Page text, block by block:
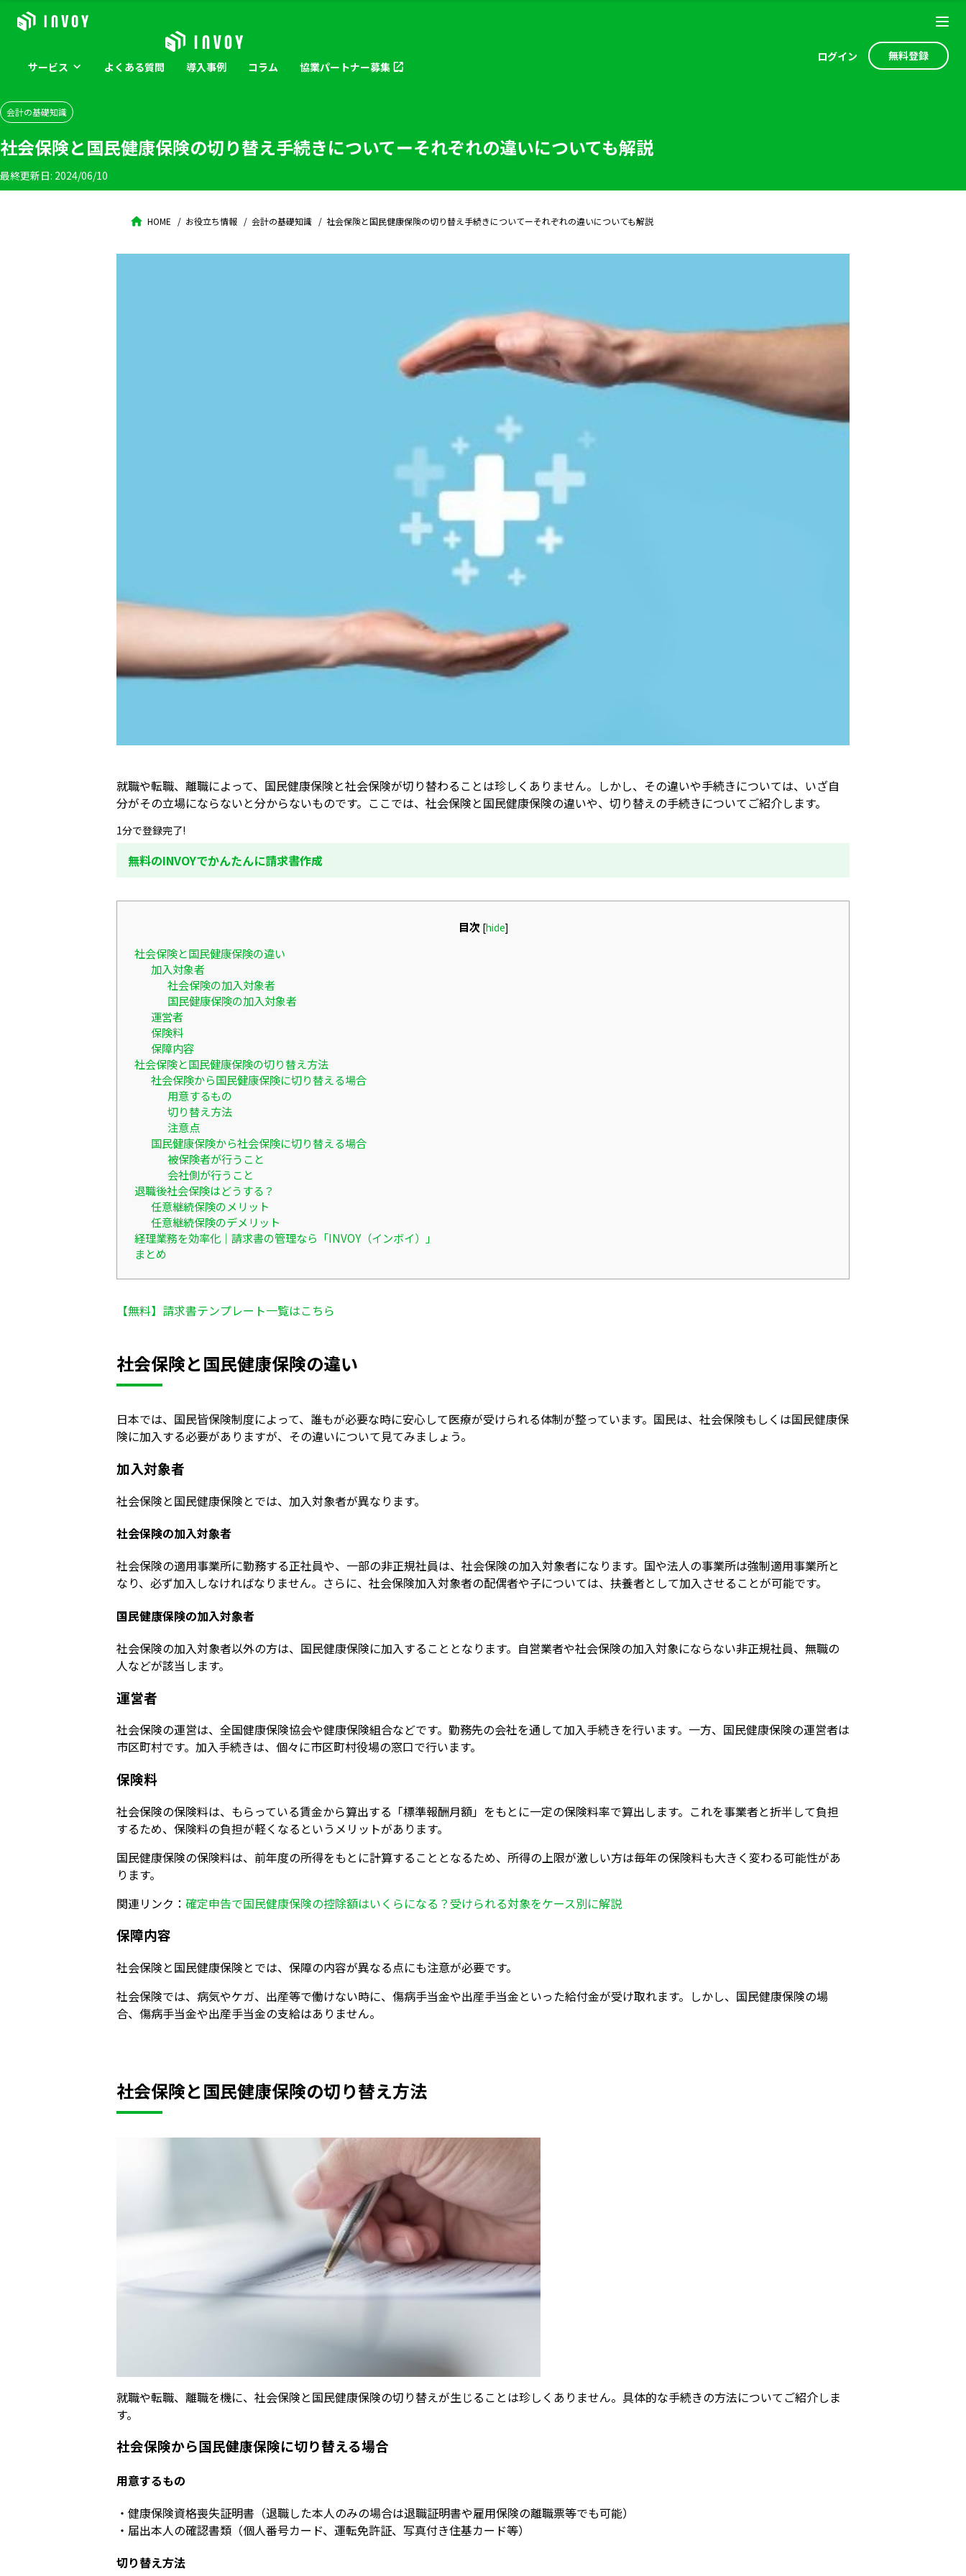
サービス よくある質問 導入事例 コラム 協業パートナー募集
ログイン 無料登録
会計の基礎知識
社会保険と国民健康保険の切り替え手続きについてーそれぞれの違いについても解説
最終更新日: 2024/06/10
HOME お役立ち情報 会計の基礎知識 社会保険と国民健康保険の切り替え手続きについてーそれぞれの違いについても解説
就職や転職、離職によって、国民健康保険と社会保険が切り替わることは珍しくありません。しかし、その違いや手続きについては、いざ自
分がその立場にならないと分からないものです。ここでは、社会保険と国民健康保険の違いや、切り替えの手続きについてご紹介します。
1分で登録完了!
無料のINVOYでかんたんに請求書作成
目次 [hide]
社会保険と国民健康保険の違い
加入対象者
社会保険の加入対象者
国民健康保険の加入対象者
運営者
保険料
保障内容
社会保険と国民健康保険の切り替え方法
社会保険から国民健康保険に切り替える場合
用意するもの
切り替え方法
注意点
国民健康保険から社会保険に切り替える場合
被保険者が行うこと
会社側が行うこと
退職後社会保険はどうする？
任意継続保険のメリット
任意継続保険のデメリット
経理業務を効率化｜請求書の管理なら「INVOY（インボイ）」
まとめ
【無料】請求書テンプレート一覧はこちら
社会保険と国民健康保険の違い
日本では、国民皆保険制度によって、誰もが必要な時に安心して医療が受けられる体制が整っています。国民は、社会保険もしくは国民健康保
険に加入する必要がありますが、その違いについて見てみましょう。
加入対象者
社会保険と国民健康保険とでは、加入対象者が異なります。
社会保険の加入対象者
社会保険の適用事業所に勤務する正社員や、一部の非正規社員は、社会保険の加入対象者になります。国や法人の事業所は強制適用事業所と
なり、必ず加入しなければなりません。さらに、社会保険加入対象者の配偶者や子については、扶養者として加入させることが可能です。
国民健康保険の加入対象者
社会保険の加入対象者以外の方は、国民健康保険に加入することとなります。自営業者や社会保険の加入対象にならない非正規社員、無職の
人などが該当します。
運営者
社会保険の運営は、全国健康保険協会や健康保険組合などです。勤務先の会社を通して加入手続きを行います。一方、国民健康保険の運営者は
市区町村です。加入手続きは、個々に市区町村役場の窓口で行います。
保険料
社会保険の保険料は、もらっている賃金から算出する「標準報酬月額」をもとに一定の保険料率で算出します。これを事業者と折半して負担
するため、保険料の負担が軽くなるというメリットがあります。
国民健康保険の保険料は、前年度の所得をもとに計算することとなるため、所得の上限が激しい方は毎年の保険料も大きく変わる可能性があ
ります。
関連リンク： 確定申告で国民健康保険の控除額はいくらになる？受けられる対象をケース別に解説
保障内容
社会保険と国民健康保険とでは、保障の内容が異なる点にも注意が必要です。
社会保険では、病気やケガ、出産等で働けない時に、傷病手当金や出産手当金といった給付金が受け取れます。しかし、国民健康保険の場
合、傷病手当金や出産手当金の支給はありません。
社会保険と国民健康保険の切り替え方法
就職や転職、離職を機に、社会保険と国民健康保険の切り替えが生じることは珍しくありません。具体的な手続きの方法についてご紹介しま
す。
社会保険から国民健康保険に切り替える場合
用意するもの
・健康保険資格喪失証明書（退職した本人のみの場合は退職証明書や雇用保険の離職票等でも可能）
・届出本人の確認書類（個人番号カード、運転免許証、写真付き住基カード等）
切り替え方法